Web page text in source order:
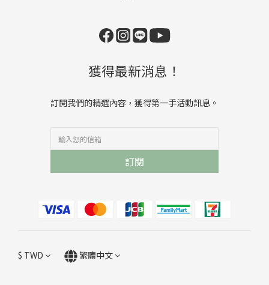
獲得最新消息！
訂閱我們的精選內容，獲得第一手活動訊息。
訂閱
$ TWD 繁體中文